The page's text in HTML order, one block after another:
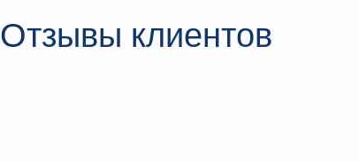
Отзывы клиентов